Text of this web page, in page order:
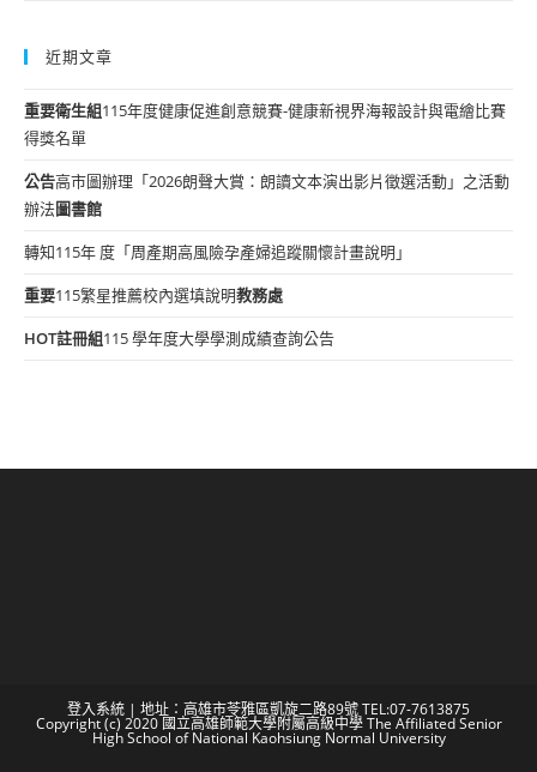
近期文章
重要衛生組115年度健康促進創意競賽-健康新視界海報設計與電繪比賽
得獎名單
公告高市圖辦理「2026朗聲大賞：朗讀文本演出影片徵選活動」之活動
辦法圖書館
轉知115年 度「周產期高風險孕產婦追蹤關懷計畫說明」
重要115繁星推薦校內選填說明教務處
HOT註冊組115 學年度大學學測成績查詢公告
登入系統 | 地址：高雄市苓雅區凱旋二路89號 TEL:07-7613875
Copyright (c) 2020 國立高雄師範大學附屬高級中學 The Affiliated Senior
High School of National Kaohsiung Normal University